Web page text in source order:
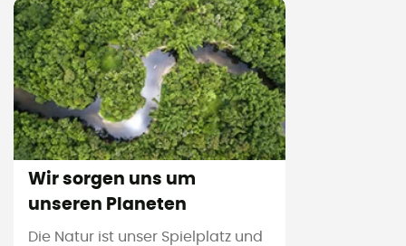
Wir sorgen uns um
unseren Planeten
Die Natur ist unser Spielplatz und